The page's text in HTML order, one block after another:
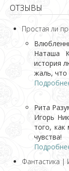
ОТЗЫВЫ
Простая ли
Наташа
история
жаль, что
Рита
Игорь
того,
чувства!
Фантастика |